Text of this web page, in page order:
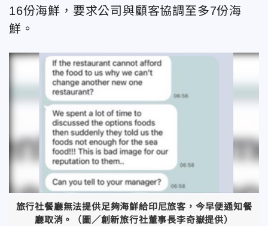
16份海鮮，要求公司與顧客協調至多7份海
鮮。
旅行社餐廳無法提供足夠海鮮給印尼旅客，今早便通知餐
廳取消。（圖／創新旅行社董事長李奇嶽提供）